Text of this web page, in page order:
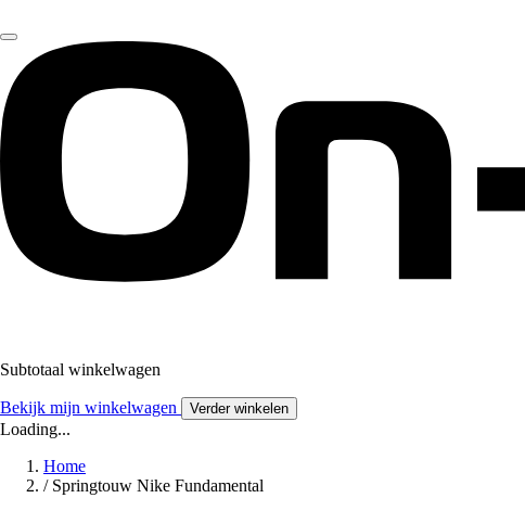
Subtotaal winkelwagen
Bekijk mijn winkelwagen Verder winkelen
Loading...
Home
/ Springtouw Nike Fundamental